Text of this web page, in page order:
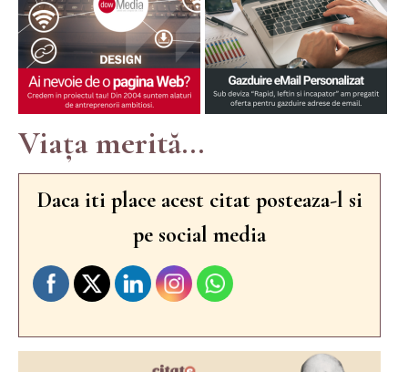
Viața merită...
Daca iti place acest citat posteaza-l si
pe social media